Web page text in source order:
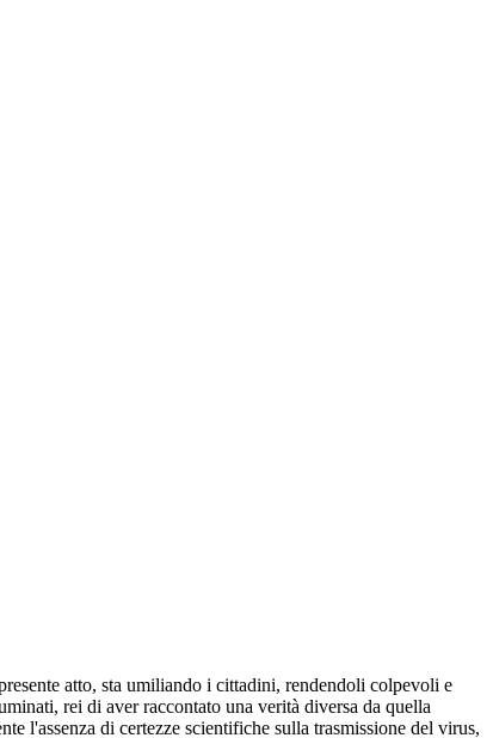
atto, sta umiliando i cittadini, rendendoli colpevoli e
rei di aver raccontato una verità diversa da quella
l'assenza di certezze scientifiche sulla trasmissione del virus,